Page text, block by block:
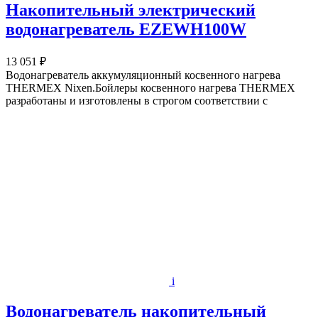
Накопительный электрический
водонагреватель EZEWH100W
13 051 ₽
Водонагреватель аккумуляционный косвенного нагрева
THERMEX Nixen.Бойлеры косвенного нагрева THERMEX
разработаны и изготовлены в строгом соответствии с
i
Водонагреватель накопительный